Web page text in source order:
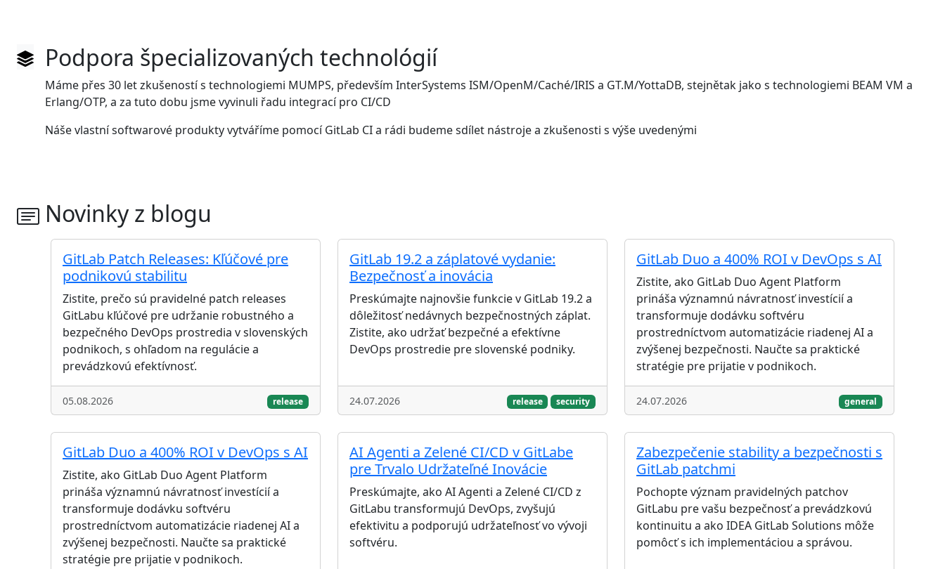
Podpora špecializovaných technológií
Máme přes 30 let zkušeností s technologiemi MUMPS, především InterSystems ISM/OpenM/Caché/IRIS a GT.M/YottaDB, stejnětak jako s technologiemi BEAM VM a
Erlang/OTP, a za tuto dobu jsme vyvinuli řadu integrací pro CI/CD
Náše vlastní softwarové produkty vytváříme pomocí GitLab CI a rádi budeme sdílet nástroje a zkušenosti s výše uvedenými
Novinky z blogu
GitLab Patch Releases: Kľúčové pre
podnikovú stabilitu
Zistite, prečo sú pravidelné patch releases
GitLabu kľúčové pre udržanie robustného a
bezpečného DevOps prostredia v slovenských
podnikoch, s ohľadom na regulácie a
prevádzkovú efektívnosť.
05.08.2026 release
GitLab 19.2 a záplatové vydanie:
Bezpečnosť a inovácia
Preskúmajte najnovšie funkcie v GitLab 19.2 a
dôležitosť nedávnych bezpečnostných záplat.
Zistite, ako udržať bezpečné a efektívne
DevOps prostredie pre slovenské podniky.
24.07.2026 release security
GitLab Duo a 400% ROI v DevOps s AI
Zistite, ako GitLab Duo Agent Platform
prináša významnú návratnosť investícií a
transformuje dodávku softvéru
prostredníctvom automatizácie riadenej AI a
zvýšenej bezpečnosti. Naučte sa praktické
stratégie pre prijatie v podnikoch.
24.07.2026 general
GitLab Duo a 400% ROI v DevOps s AI
Zistite, ako GitLab Duo Agent Platform
prináša významnú návratnosť investícií a
transformuje dodávku softvéru
prostredníctvom automatizácie riadenej AI a
zvýšenej bezpečnosti. Naučte sa praktické
stratégie pre prijatie v podnikoch.
AI Agenti a Zelené CI/CD v GitLabe
pre Trvalo Udržateľné Inovácie
Preskúmajte, ako AI Agenti a Zelené CI/CD z
GitLabu transformujú DevOps, zvyšujú
efektivitu a podporujú udržateľnosť vo vývoji
softvéru.
Zabezpečenie stability a bezpečnosti s
GitLab patchmi
Pochopte význam pravidelných patchov
GitLabu pre vašu bezpečnosť a prevádzkovú
kontinuitu a ako IDEA GitLab Solutions môže
pomôcť s ich implementáciou a správou.